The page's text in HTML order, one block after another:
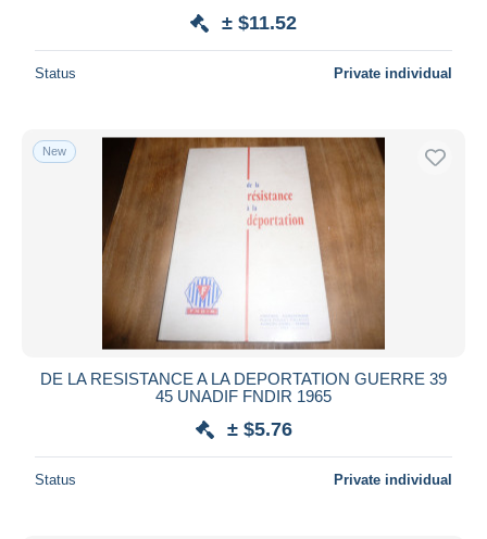
± $11.52
Status Private individual
New
DE LA RESISTANCE A LA DEPORTATION GUERRE 39
45 UNADIF FNDIR 1965
± $5.76
Status Private individual